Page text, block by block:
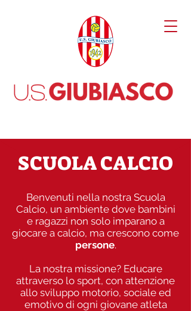
SCUOLA CALCIO
Benvenuti nella nostra Scuola
Calcio, un ambiente dove bambini
e ragazzi non solo imparano a
giocare a calcio, ma crescono come
persone.
La nostra missione? Educare
attraverso lo sport, con attenzione
allo sviluppo motorio, sociale ed
emotivo di ogni giovane atleta